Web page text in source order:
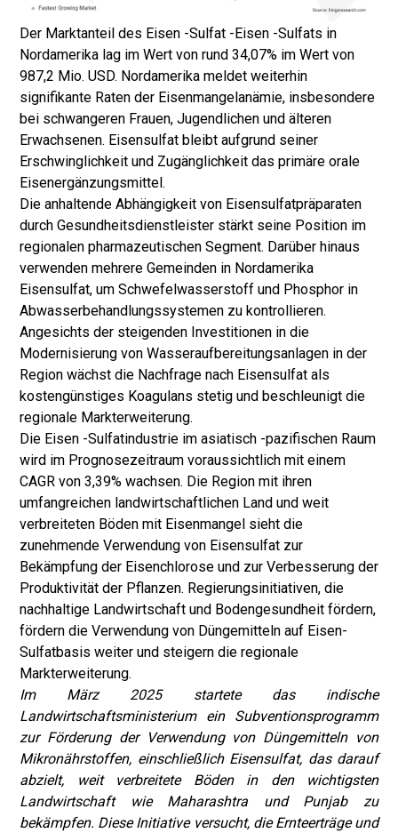
Der Marktanteil des Eisen -Sulfat -Eisen -Sulfats in
Nordamerika lag im Wert von rund 34,07% im Wert von
987,2 Mio. USD. Nordamerika meldet weiterhin
signifikante Raten der Eisenmangelanämie, insbesondere
bei schwangeren Frauen, Jugendlichen und älteren
Erwachsenen. Eisensulfat bleibt aufgrund seiner
Erschwinglichkeit und Zugänglichkeit das primäre orale
Eisenergänzungsmittel.
Die anhaltende Abhängigkeit von Eisensulfatpräparaten
durch Gesundheitsdienstleister stärkt seine Position im
regionalen pharmazeutischen Segment. Darüber hinaus
verwenden mehrere Gemeinden in Nordamerika
Eisensulfat, um Schwefelwasserstoff und Phosphor in
Abwasserbehandlungssystemen zu kontrollieren.
Angesichts der steigenden Investitionen in die
Modernisierung von Wasseraufbereitungsanlagen in der
Region wächst die Nachfrage nach Eisensulfat als
kostengünstiges Koagulans stetig und beschleunigt die
regionale Markterweiterung.
Die Eisen -Sulfatindustrie im asiatisch -pazifischen Raum
wird im Prognosezeitraum voraussichtlich mit einem
CAGR von 3,39% wachsen. Die Region mit ihren
umfangreichen landwirtschaftlichen Land und weit
verbreiteten Böden mit Eisenmangel sieht die
zunehmende Verwendung von Eisensulfat zur
Bekämpfung der Eisenchlorose und zur Verbesserung der
Produktivität der Pflanzen. Regierungsinitiativen, die
nachhaltige Landwirtschaft und Bodengesundheit fördern,
fördern die Verwendung von Düngemitteln auf Eisen-
Sulfatbasis weiter und steigern die regionale
Markterweiterung.
Im März 2025 startete das indische
Landwirtschaftsministerium ein Subventionsprogramm
zur Förderung der Verwendung von Düngemitteln von
Mikronährstoffen, einschließlich Eisensulfat, das darauf
abzielt, weit verbreitete Böden in den wichtigsten
Landwirtschaft wie Maharashtra und Punjab zu
bekämpfen. Diese Initiative versucht, die Ernteerträge und